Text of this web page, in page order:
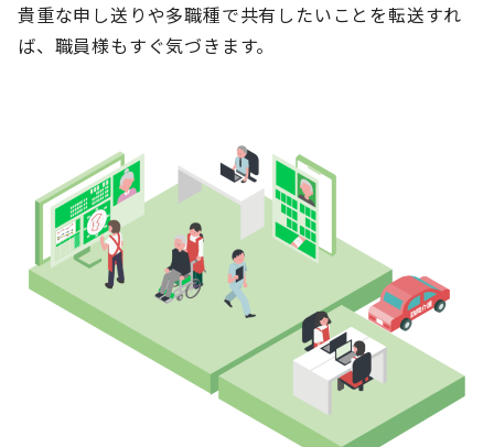
貴重な申し送りや多職種で共有したいことを転送すれ
ば、職員様もすぐ気づきます。